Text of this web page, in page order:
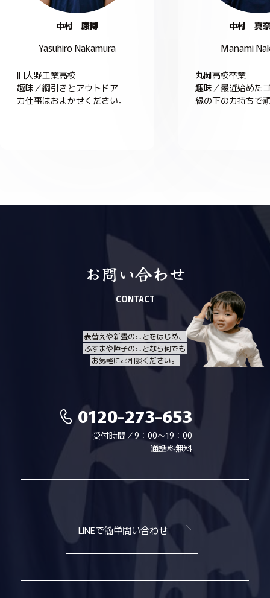
中村 康博
Yasuhiro Nakamura
旧大野工業高校
趣味／綱引きとアウトドア
力仕事はおまかせください。
中村 真
Manami
丸岡高校卒業
趣味／最近始めた
縁の下の力持ちで
お問い合わせ
CONTACT
表替えや新畳のことをはじめ、
ふすまや障子のことなら何でも
お気軽にご相談ください。
0120-273-653
受付時間／9：00～19：00
通話料無料
LINEで簡単問い合わせ